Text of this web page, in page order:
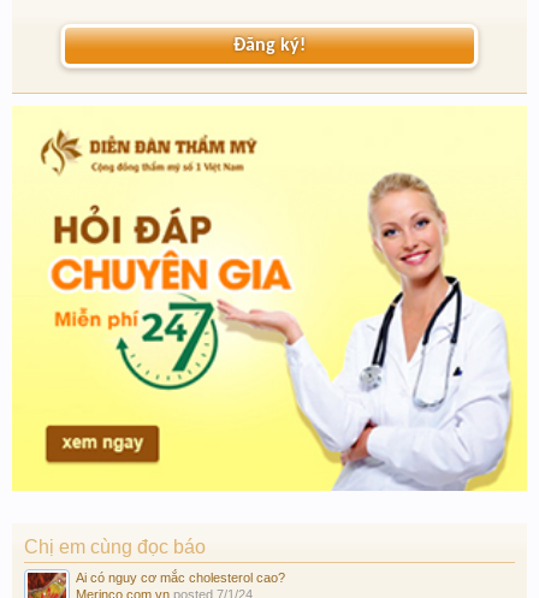
Đăng ký!
Chị em cùng đọc báo
Ai có nguy cơ mắc cholesterol cao?
Merinco.com.vn posted 7/1/24